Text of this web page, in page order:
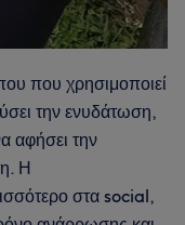
που χρησιμοποιεί
την ενυδάτωση,
αφήσει την
Η
στα social,